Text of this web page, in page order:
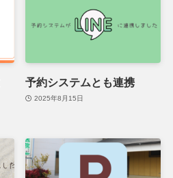
予約システムとも連携
2025年8月15日